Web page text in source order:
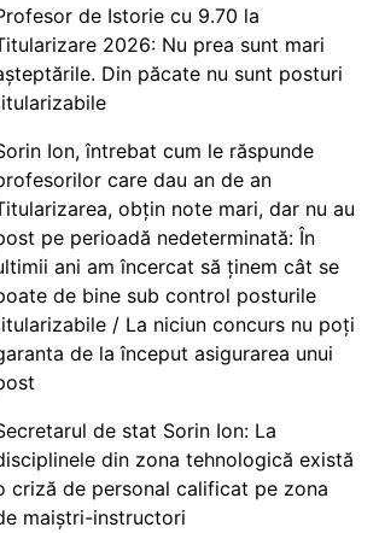
de Istorie cu 9.70 la
2026: Nu prea sunt mari
Din păcate nu sunt posturi
Ion, întrebat cum le răspunde
care dau an de an
obțin note mari, dar nu au
pe perioadă nedeterminată: În
ani am încercat să ținem cât se
de bine sub control posturile
/ La niciun concurs nu poți
de la început asigurarea unui
de stat Sorin Ion: La
din zona tehnologică există
criză de personal calificat pe zona
maiștri-instructori